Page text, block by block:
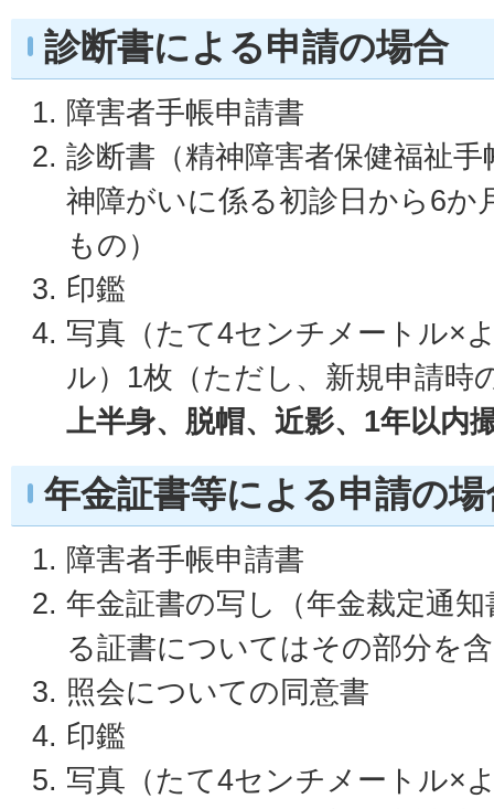
診断書による申請の場合
障害者手帳申請書
診断書（精神障害者保健福祉
神障がいに係る初診日から6か
もの）
印鑑
写真（たて4センチメートル×
ル）1枚（ただし、新規申請時
上半身、脱帽、近影、1年以内
年金証書等による申請の場
障害者手帳申請書
年金証書の写し（年金裁定通
る証書についてはその部分を
照会についての同意書
印鑑
写真（たて4センチメートル×